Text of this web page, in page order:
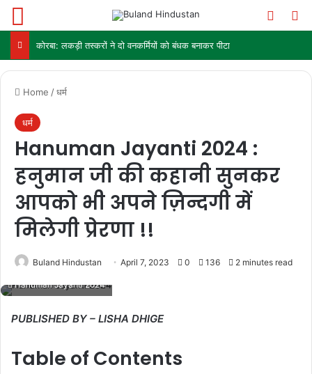
कोरबा: लकड़ी तस्करों ने दो वनकर्मियों को बंधक बनाकर पीटा
Home /धर्म
धर्म
Hanuman Jayanti 2024 :
हनुमान जी की कहानी सुनकर
आपको भी अपने ज़िन्दगी में
मिलेगी प्रेरणा !!
Buland Hindustan April 7, 2023 0 136 2 minutes read
Hanuman Jayanti 2024
PUBLISHED BY – LISHA DHIGE
Table of Contents